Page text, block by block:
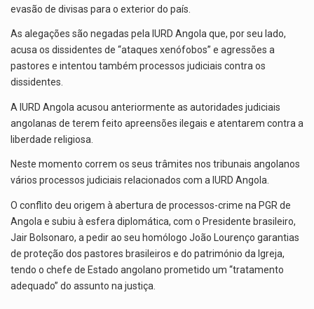
evasão de divisas para o exterior do país.
As alegações são negadas pela IURD Angola que, por seu lado,
acusa os dissidentes de “ataques xenófobos” e agressões a
pastores e intentou também processos judiciais contra os
dissidentes.
A IURD Angola acusou anteriormente as autoridades judiciais
angolanas de terem feito apreensões ilegais e atentarem contra a
liberdade religiosa.
Neste momento correm os seus trâmites nos tribunais angolanos
vários processos judiciais relacionados com a IURD Angola.
O conflito deu origem à abertura de processos-crime na PGR de
Angola e subiu à esfera diplomática, com o Presidente brasileiro,
Jair Bolsonaro, a pedir ao seu homólogo João Lourenço garantias
de proteção dos pastores brasileiros e do património da Igreja,
tendo o chefe de Estado angolano prometido um “tratamento
adequado” do assunto na justiça.